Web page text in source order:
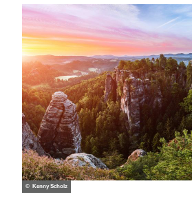
© Kenny Scholz